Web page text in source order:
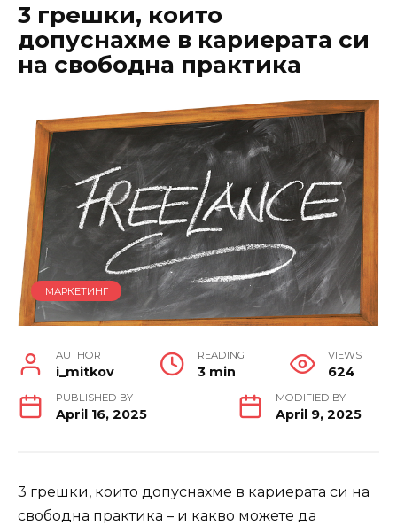
3 грешки, които
допуснахме в кариерата си
на свободна практика
МАРКЕТИНГ
AUTHOR
i_mitkov
READING
3 min
VIEWS
624
PUBLISHED BY
April 16, 2025
MODIFIED BY
April 9, 2025
3 грешки, които допуснахме в кариерата си на
свободна практика – и какво можете да